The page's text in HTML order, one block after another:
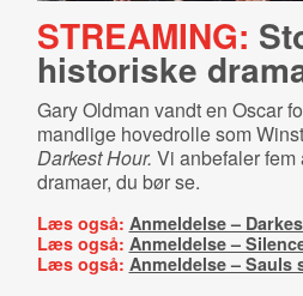
STREAMING:
historiske
Gary Oldman vandt en Oscar
mandlige hovedrolle som
Darkest Hour. Vi anbefaler
dramaer, du bør se.
Læs også: Anmeldelse –
Læs også: Anmeldelse –
Læs også: Anmeldelse – Sauls